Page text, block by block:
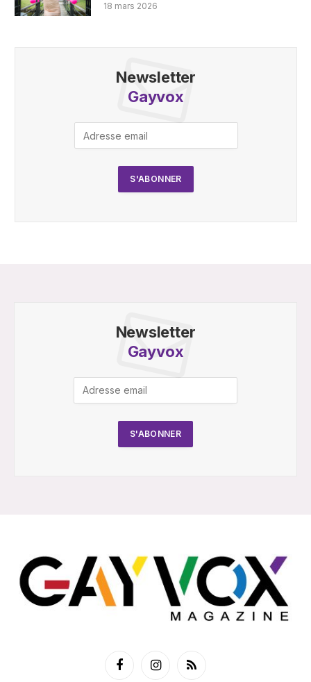
18 mars 2026
Newsletter
Gayvox
Newsletter
Gayvox
FacebookInstagramRSS